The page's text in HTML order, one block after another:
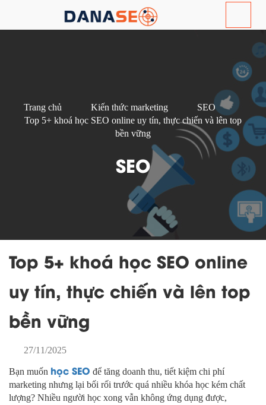
Trang chủ Kiến thức marketing
SEO
Top 5+ khoá học SEO online uy tín, thực chiến và lên top
bền vững
SEO
Top 5+ khoá học SEO online
uy tín, thực chiến và lên top
bền vững
27/11/2025
Bạn muốn học SEO để tăng doanh thu, tiết kiệm chi phí
marketing nhưng lại bối rối trước quá nhiều khóa học kém chất
lượng? Nhiều người học xong vẫn không ứng dụng được,